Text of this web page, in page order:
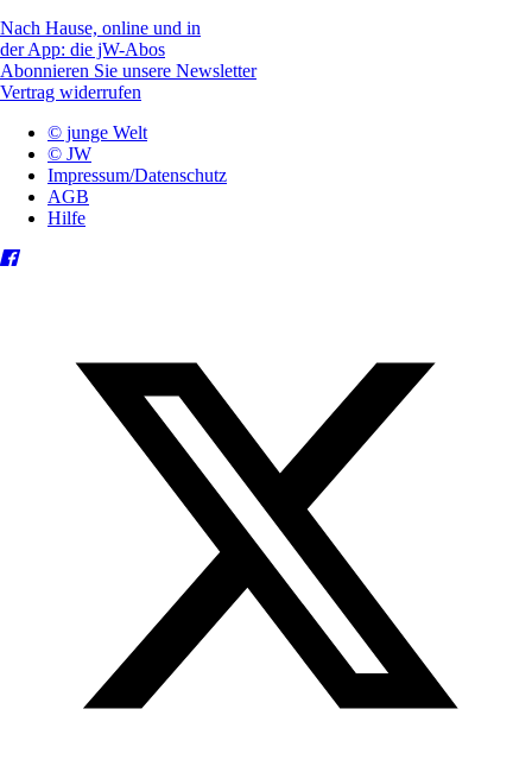
Nach Hause, online und in
der App: die jW-Abos
Abonnieren Sie unsere Newsletter
Vertrag widerrufen
© junge Welt
© JW
Impressum/Datenschutz
AGB
Hilfe